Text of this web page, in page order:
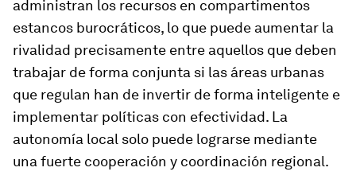
administran los recursos en compartimentos
estancos burocráticos, lo que puede aumentar la
rivalidad precisamente entre aquellos que deben
trabajar de forma conjunta si las áreas urbanas
que regulan han de invertir de forma inteligente e
implementar políticas con efectividad. La
autonomía local solo puede lograrse mediante
una fuerte cooperación y coordinación regional.